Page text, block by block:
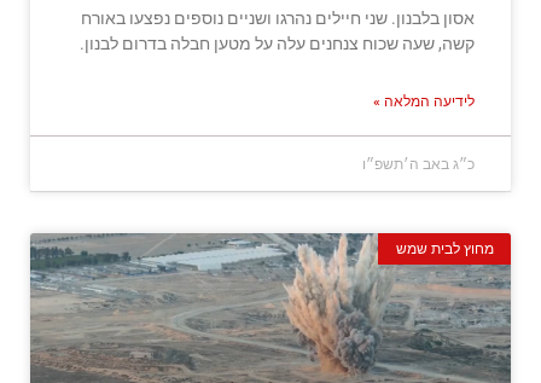
אסון בלבנון. שני חיילים נהרגו ושניים נוספים נפצעו באורח
קשה, שעה שכוח צנחנים עלה על מטען חבלה בדרום לבנון.
לידיעה המלאה »
כ״ג באב ה׳תשפ״ו
מחוץ לבית שמש